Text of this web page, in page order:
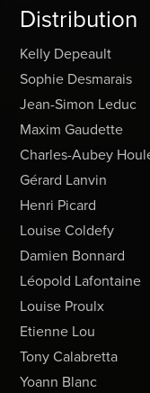
Distribution
Kelly Depeault
Sophie Desmarais
Jean-Simon Leduc
Maxim Gaudette
Charles-Aubey
Gérard Lanvin
Henri Picard
Louise Coldefy
Damien Bonnard
Léopold Lafontaine
Louise Proulx
Etienne Lou
Tony Calabretta
Yoann Blanc